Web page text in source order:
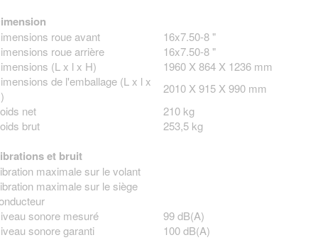
roue avant
16x7.50-8 "
roue arrière
16x7.50-8 "
(L x l x H)
1960 X 864 X 1236 mm
de l'emballage (L x l x
2010 X 915 X 990 mm
net
210 kg
brut
253,5 kg
et bruit
maximale sur le volant
maximale sur le siège
sonore mesuré
99 dB(A)
sonore garanti
100 dB(A)